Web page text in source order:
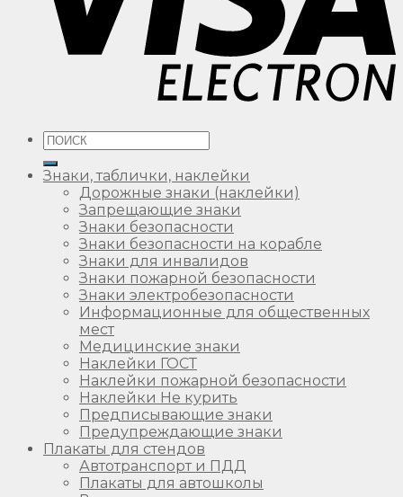
Искать:
Знаки, таблички, наклейки
Дорожные знаки (наклейки)
Запрещающие знаки
Знаки безопасности
Знаки безопасности на корабле
Знаки для инвалидов
Знаки пожарной безопасности
Знаки электробезопасности
Информационные для общественных
мест
Медицинские знаки
Наклейки ГОСТ
Наклейки пожарной безопасности
Наклейки Не курить
Предписывающие знаки
Предупреждающие знаки
Плакаты для стендов
Автотранспорт и ПДД
Плакаты для автошколы